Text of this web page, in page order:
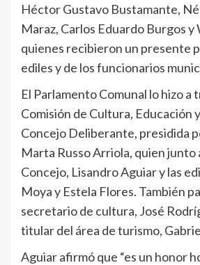
Héctor Gustavo Bustamante,
Maraz, Carlos Eduardo Burgos y
quienes recibieron un presente
ediles y de los funcionarios
El Parlamento Comunal lo hizo a
Comisión de Cultura, Educación
Concejo Deliberante, presidida
Marta Russo Arriola, quien junto
Concejo, Lisandro Aguiar y las
Moya y Estela Flores. También
secretario de cultura, José
titular del área de turismo,
Aguiar afirmó que “es un honor